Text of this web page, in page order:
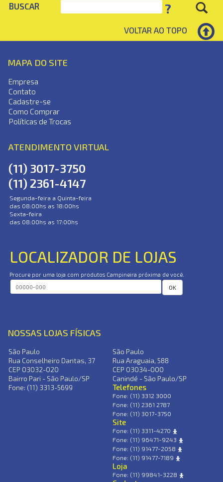
BUSCAR ?
VOLTAR AO TOPO
MAPA DO SITE
Empresa
Contato
Cadastre-se
Como Comprar
Políticas de Trocas
ATENDIMENTO VIRTUAL
(11) 3017-3750
(11) 2361-4147
Segunda-feira a Quinta-feira
das 08:00hs as 18:00hs
Sexta-feira
das 08:00hs as 17:00hs
LOCALIZADOR DE LOJAS
Procure por uma loja com produtos Campineira próxima de você.
OK
NOSSAS LOJAS FÍSICAS
São Paulo
Rua Conselheiro Dantas, 37
CEP 03032-020
Bairro Pari - São Paulo/SP
Fone: (11) 3313-5699
São Paulo
Rua Araguaia, 588
CEP 03034-000
Canindé - São Paulo/SP
Telefones
Fone: (11) 3312 3000
Fone: (11) 2361 2787
Fone: (11) 3017-3750
Site
Fone: (11) 3311-4270
Fone: (11) 96471-9243
Fone: (11) 91477-2058
Fone: (11) 91477-7189
Loja
Fone: (11) 99841-3228